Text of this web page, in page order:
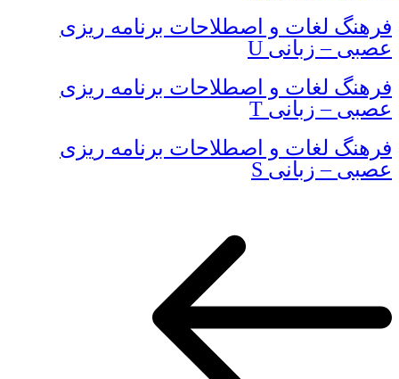
فرهنگ لغات و اصطلاحات برنامه ریزی
عصبی – زبانی U
فرهنگ لغات و اصطلاحات برنامه ریزی
عصبی – زبانی T
فرهنگ لغات و اصطلاحات برنامه ریزی
عصبی – زبانی S